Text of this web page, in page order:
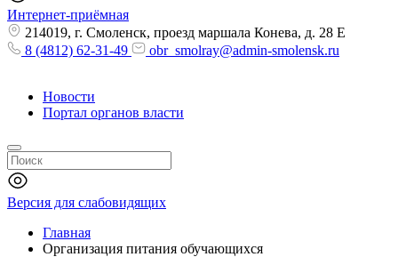
Интернет-приёмная
214019, г. Смоленск, проезд маршала Конева, д. 28 Е
8 (4812) 62-31-49
obr_smolray@admin-smolensk.ru
Новости
Портал органов власти
Версия для слабовидящих
Главная
Организация питания обучающихся